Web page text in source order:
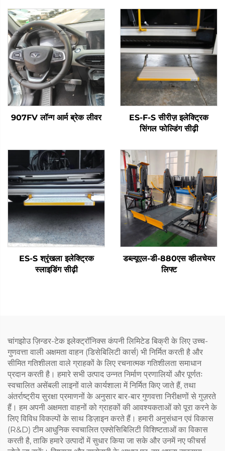
907FV लॉन्ग आर्म ब्रेक लीवर
ES-F-S सीरीज़ इलेक्ट्रिक
सिंगल फोल्डिंग सीढ़ी
ES-S श्रृंखला इलेक्ट्रिक
स्लाइडिंग सीढ़ी
डब्ल्यूएल-डी-880एस व्हीलचेयर
लिफ्ट
चांगझोउ ज़िन्डर-टेक इलेक्ट्रॉनिक्स कंपनी लिमिटेड बिक्री के लिए उच्च-
गुणवत्ता वाली अक्षमता वाहन (डिसेबिलिटी कार्स) भी निर्मित करती है और
सीमित गतिशीलता वाले ग्राहकों के लिए रचनात्मक गतिशीलता समाधान
प्रदान करती है। हमारे सभी उत्पाद उन्नत निर्माण प्रणालियों और पूर्णतः
स्वचालित असेंबली लाइनों वाले कार्यशाला में निर्मित किए जाते हैं, तथा
अंतर्राष्ट्रीय सुरक्षा प्रमाणनों के अनुसार बार-बार गुणवत्ता निरीक्षणों से गुज़रते
हैं। हम अपनी अक्षमता वाहनों को ग्राहकों की आवश्यकताओं को पूरा करने के
लिए विविध विकल्पों के साथ डिज़ाइन करते हैं। हमारी अनुसंधान एवं विकास
(R&D) टीम आधुनिक स्वचालित एक्सेसिबिलिटी विशिष्टताओं का विकास
करती है, ताकि हमारे उत्पादों में सुधार किया जा सके और उनमें नए फीचर्स